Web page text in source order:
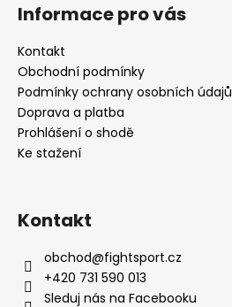
Informace pro vás
Kontakt
Obchodní podmínky
Podmínky ochrany osobních údajů
Doprava a platba
Prohlášení o shodě
Ke stažení
Kontakt
obchod@fightsport.cz
+420 731 590 013
Sleduj nás na Facebooku